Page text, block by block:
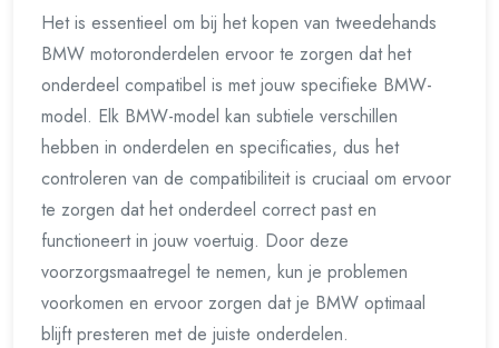
Het is essentieel om bij het kopen van tweedehands
BMW motoronderdelen ervoor te zorgen dat het
onderdeel compatibel is met jouw specifieke BMW-
model. Elk BMW-model kan subtiele verschillen
hebben in onderdelen en specificaties, dus het
controleren van de compatibiliteit is cruciaal om ervoor
te zorgen dat het onderdeel correct past en
functioneert in jouw voertuig. Door deze
voorzorgsmaatregel te nemen, kun je problemen
voorkomen en ervoor zorgen dat je BMW optimaal
blijft presteren met de juiste onderdelen.